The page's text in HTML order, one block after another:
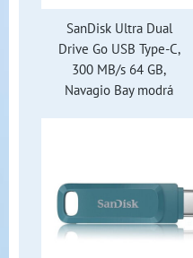
SanDisk Ultra Dual
Drive Go USB Type-C,
300 MB/s 64 GB,
Navagio Bay modrá